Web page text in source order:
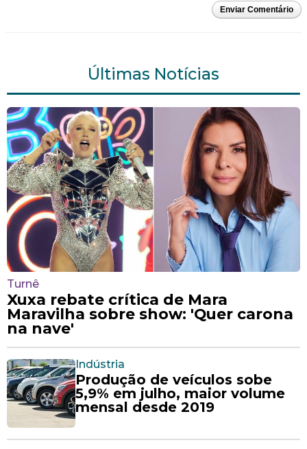
Enviar Comentário
Últimas Notícias
Turnê
Xuxa rebate crítica de Mara
Maravilha sobre show: 'Quer carona
na nave'
Indústria
Produção de veículos sobe
5,9% em julho, maior volume
mensal desde 2019